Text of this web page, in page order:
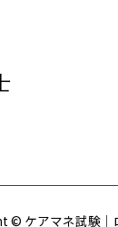
© ケアマネ試験｜